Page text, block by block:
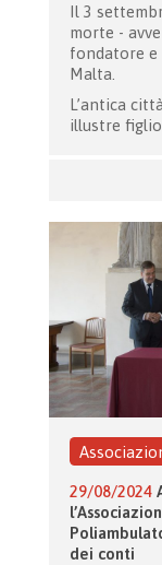
Il 3
morte -
fondatore e
Malta.
L’antica
illustre
29/08/2024
dei conti